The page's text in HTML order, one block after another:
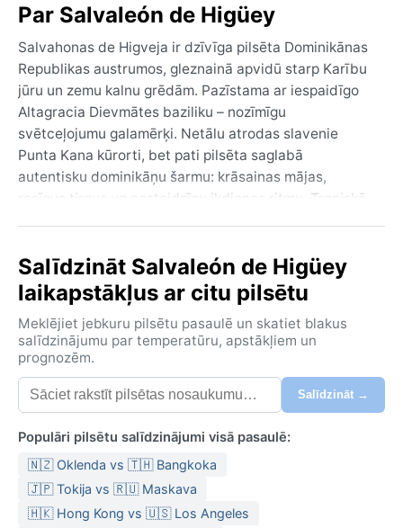
Par Salvaleón de Higüey
Salvahonas de Higveja ir dzīvīga pilsēta Dominikānas
Republikas austrumos, gleznainā apvidū starp Karību
jūru un zemu kalnu grēdām. Pazīstama ar iespaidīgo
Altagracia Dievmātes baziliku – nozīmīgu
svētceļojumu galamērķi. Netālu atrodas slavenie
Punta Kana kūrorti, bet pati pilsēta saglabā
autentisku dominikāņu šarmu: krāsainas mājas,
rosīgus tirgus un nesteidzīgu ikdienas ritmu. Tropiskā
Klimats atbilst tropiskajam lietus mežu tipam (Af) –
karsts un mitrs visu gadu. Gaisa temperatūra gandrīz
nemainīga, vidēji 26–28 °C. Lietus sezona ilgst no
maija līdz novembrim, kad bieži ir spēcīgas
pēcpusdienas lietusgāzes un pērkona negaiss.
Sausākā sezona ir no decembra līdz aprīlim, tomēr arī
tad iespējams īslaicīgs lietus. Mitrums augsts – ap
līdzi? Vieglus dabīgus audumus, lietussargu vai
lietusmēteli, saules aizsargkrēmu un cepuri – siltas
drēbes nav nepieciešamas.
Labākais apmeklējuma laiks laika apstākļu ziņā ir no
Salīdzināt Salvaleón de Higüey
laikapstākļus ar citu pilsētu
Meklējiet jebkuru pilsētu pasaulē un skatiet blakus
salīdzinājumu par temperatūru, apstākļiem un
prognozēm.
Salīdzināt →
Populāri pilsētu salīdzinājumi visā pasaulē:
🇳🇿 Oklenda vs 🇹🇭 Bangkoka
🇯🇵 Tokija vs 🇷🇺 Maskava
🇭🇰 Hong Kong vs 🇺🇸 Los Angeles